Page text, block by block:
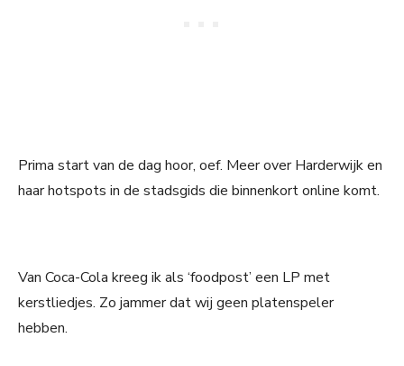
Prima start van de dag hoor, oef. Meer over Harderwijk en
haar hotspots in de stadsgids die binnenkort online komt.
Van Coca-Cola kreeg ik als ‘foodpost’ een LP met
kerstliedjes. Zo jammer dat wij geen platenspeler
hebben.